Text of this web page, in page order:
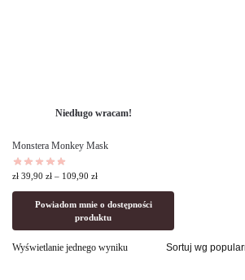
Niedługo wracam!
Monstera Monkey Mask
zł 39,90 zł – 109,90 zł
Powiadom mnie o dostępności
produktu
Wyświetlanie jednego wyniku